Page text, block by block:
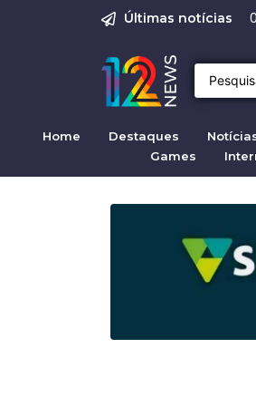
Últimas notícias
Home Destaques
Games